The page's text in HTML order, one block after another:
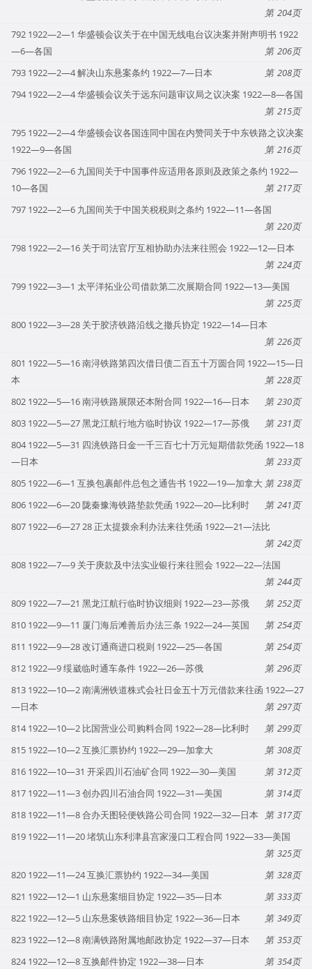
204
792 1922—2—1 华盛顿会议关于在中国无线电台议决案并附声明书 1922
—6—各国
206
793 1922—2—4 解决山东悬案条约 1922—7—日本
208
794 1922—2—4 华盛顿会议关于远东问题审议局之议决案 1922—8—各国
215
795 1922—2—4 华盛顿会议各国连同中国在内赞同关于中东铁路之议决案
1922—9—各国
216
796 1922—2—6 九国间关于中国事件应适用各原则及政策之条约 1922—
10—各国
217
797 1922—2—6 九国间关于中国关税税则之条约 1922—11—各国
220
798 1922—2—16 关于司法官厅互相协助办法来往照会 1922—12—日本
224
799 1922—3—1 太平洋拓业公司借款第二次展期合同 1922—13—美国
225
800 1922—3—28 关于胶济铁路沿线之撤兵协定 1922—14—日本
226
801 1922—5—16 南浔铁路第四次借日债二百五十万圆合同 1922—15—日
本
228
802 1922—5—16 南浔铁路展限还本附合同 1922—16—日本
230
803 1922—5—27 黑龙江航行地方临时协议 1922—17—苏俄
231
804 1922—5—31 四洮铁路日金一千三百七十万元短期借款凭函 1922—18
—日本
233
805 1922—6—1 互换包裹邮件总包之通告书 1922—19—加拿大
238
806 1922—6—20 陇秦豫海铁路垫款凭函 1922—20—比利时
241
807 1922—6—27 28 正太提拨余利办法来往凭函 1922—21—法比
242
808 1922—7—9 关于庚款及中法实业银行来往照会 1922—22—法国
244
809 1922—7—21 黑龙江航行临时协议细则 1922—23—苏俄
252
810 1922—9—11 厦门海后滩善后办法三条 1922—24—英国
254
811 1922—9—28 改订通商进口税则 1922—25—各国
254
812 1922—9 绥崴临时通车条件 1922—26—苏俄
296
813 1922—10—2 南满洲铁道株式会社日金五十万元借款来往函 1922—27
—日本
297
814 1922—10—2 比国营业公司购料合同 1922—28—比利时
299
815 1922—10—2 互换汇票协约 1922—29—加拿大
308
816 1922—10—31 开采四川石油矿合同 1922—30—美国
312
817 1922—11—3 创办四川石油合同 1922—31—美国
314
818 1922—11—8 合办天图轻便铁路公司合同 1922—32—日本
317
819 1922—11—20 堵筑山东利津县宫家漫口工程合同 1922—33—美国
325
820 1922—11—24 互换汇票协约 1922—34—美国
328
821 1922—12—1 山东悬案细目协定 1922—35—日本
333
822 1922—12—5 山东悬案铁路细目协定 1922—36—日本
349
823 1922—12—8 南满铁路附属地邮政协定 1922—37—日本
353
824 1922—12—8 互换邮件协定 1922—38—日本
354